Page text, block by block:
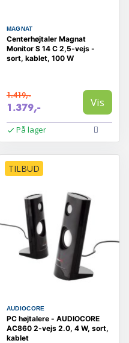
MAGNAT
Centerhøjtaler Magnat
Monitor S 14 C 2,5-vejs -
sort, kablet, 100 W
1.419,-
1.379,- Vis
På lager
TILBUD
AUDIOCORE
PC højtalere - AUDIOCORE
AC860 2-vejs 2.0, 4 W, sort,
kablet